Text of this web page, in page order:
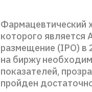
Фармацевтический
которого является
размещение (IPO) в
на биржу
показателей,
пройден